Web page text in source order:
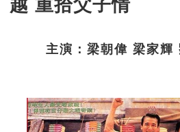
越 重拾父子情
主演：梁朝偉 梁家輝